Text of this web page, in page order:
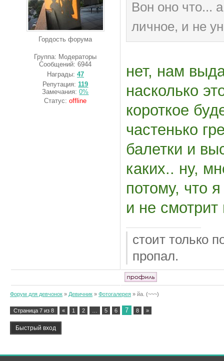
Гордость форума
Группа: Модераторы
Сообщений:6944
Награды: 47
Репутация:119
Замечания:0%
Статус:offline
Вон оно что...
личное, и не
нет, нам
насколько
короткое
частенько
балетки и
каких.. ну,
потому, что
и не
стоит только
пропал.
Форум для девчонок » Девичник » Фотогалерея » йа. (~~~)
Страница 7 из 8 « 1 2 5 6 7 8 »